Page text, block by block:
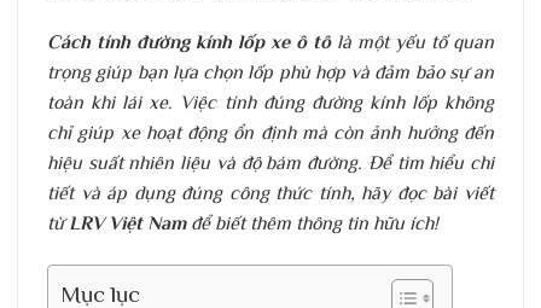
Cách tính đường kính lốp xe ô tôlà một yếu tố quan
trọng giúp bạn lựa chọn lốp phù hợp và đảm bảo sự an
toàn khi lái xe. Việc tính đúng đường kính lốp không
chỉ giúp xe hoạt động ổn định mà còn ảnh hưởng đến
hiệu suất nhiên liệu và độ bám đường. Để tìm hiểu chi
tiết và áp dụng đúng công thức tính, hãy đọc bài viết
từLRV Việt Namđể biết thêm thông tin hữu ích!
Mục lục